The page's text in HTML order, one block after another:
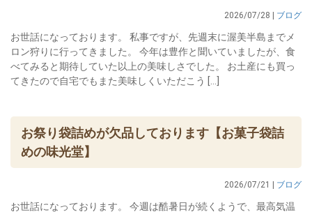
2026/07/28 | ブログ
お世話になっております。 私事ですが、先週末に渥美半島までメ
ロン狩りに行ってきました。 今年は豊作と聞いていましたが、食
べてみると期待していた以上の美味しさでした。 お土産にも買っ
てきたので自宅でもまた美味しくいただこう […]
お祭り袋詰めが欠品しております【お菓子袋詰
めの味光堂】
2026/07/21 | ブログ
お世話になっております。 今週は酷暑日が続くようで、最高気温